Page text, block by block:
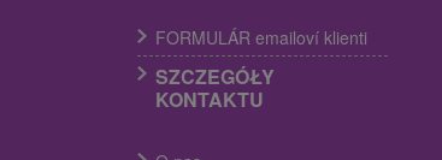
FORMULÁR emailoví klienti
SZCZEGÓŁY
KONTAKTU